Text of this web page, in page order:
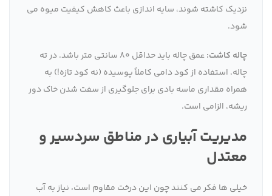
نزدیک کاشته شوند، سایه اندازی باعث کاهش کیفیت میوه می
شود.
چاله کاشت:
عمق چاله باید حداقل ۸۰ سانتی متر باشد. در ته
چاله، استفاده از کود دامی کاملاً پوسیده (نه کود تازه!) به
همراه مقداری ماسه بادی برای جلوگیری از سفت شدن خاک دور
ریشه، الزامی است.
مدیریت آبیاری در مناطق سردسیر و
معتدل
خیلی ها فکر می کنند چون این درخت مقاوم است، نیاز به آب